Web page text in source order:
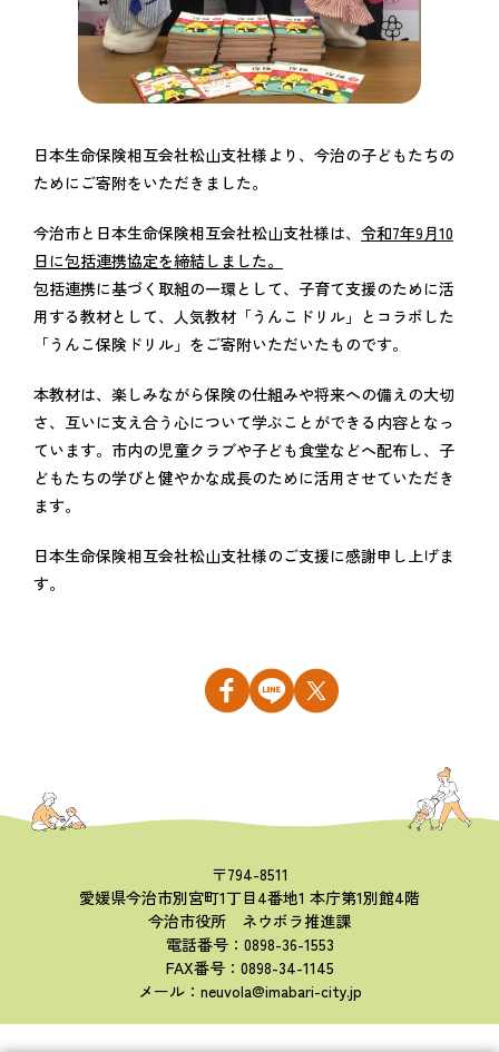
日本生命保険相互会社松山支社様より、今治の子どもたちの
ためにご寄附をいただきました。
今治市と日本生命保険相互会社松山支社様は、 令和7年9月10
日に包括連携協定を締結しました。
包括連携に基づく取組の一環として、子育て支援のために活
用する教材として、人気教材「うんこドリル」とコラボした
「うんこ保険ドリル」をご寄附いただいたものです。
本教材は、楽しみながら保険の仕組みや将来への備えの大切
さ、互いに支え合う心について学ぶことができる内容となっ
ています。市内の児童クラブや子ども食堂などへ配布し、子
どもたちの学びと健やかな成長のために活用させていただき
ます。
日本生命保険相互会社松山支社様のご支援に感謝申し上げま
す。
〒794-8511
愛媛県今治市別宮町1丁目4番地1 本庁第1別館4階
今治市役所 ネウボラ推進課
電話番号：0898-36-1553
FAX番号：0898-34-1145
メール：neuvola@imabari-city.jp